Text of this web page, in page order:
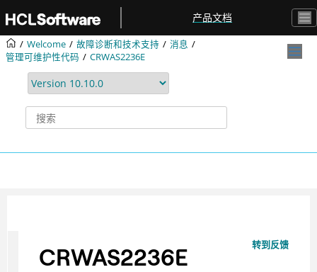
产品文档
Welcome 故障诊断和技术支持
消息
管理可维护性代码
CRWAS2236E
转到反馈
CRWAS2236E